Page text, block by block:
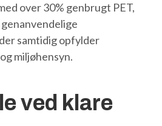
over 30% genbrugt PET,
samtidig opfylder
miljøhensyn.
ved klare